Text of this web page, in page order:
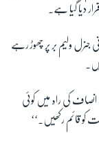
دیا گیا ہے۔
ولیم بر پر چھوڑ رہے
کی راہ میں کوئی
کو قائم رکھیں۔‘‘